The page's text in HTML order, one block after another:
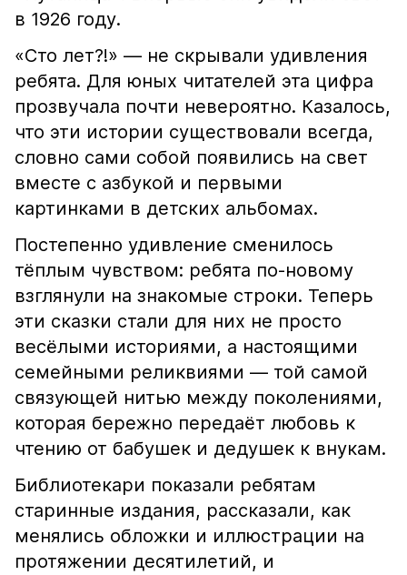
в 1926 году.
«Сто лет?!» — не скрывали удивления
ребята. Для юных читателей эта цифра
прозвучала почти невероятно. Казалось,
что эти истории существовали всегда,
словно сами собой появились на свет
вместе с азбукой и первыми
картинками в детских альбомах.
Постепенно удивление сменилось
тёплым чувством: ребята по-новому
взглянули на знакомые строки. Теперь
эти сказки стали для них не просто
весёлыми историями, а настоящими
семейными реликвиями — той самой
связующей нитью между поколениями,
которая бережно передаёт любовь к
чтению от бабушек и дедушек к внукам.
Библиотекари показали ребятам
старинные издания, рассказали, как
менялись обложки и иллюстрации на
протяжении десятилетий, и